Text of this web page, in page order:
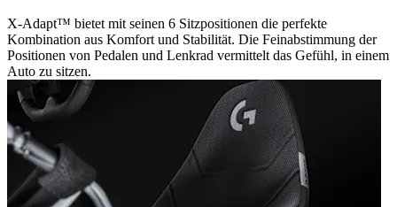
X-Adapt™ bietet mit seinen 6 Sitzpositionen die perfekte
Kombination aus Komfort und Stabilität. Die Feinabstimmung der
Positionen von Pedalen und Lenkrad vermittelt das Gefühl, in einem
Auto zu sitzen.